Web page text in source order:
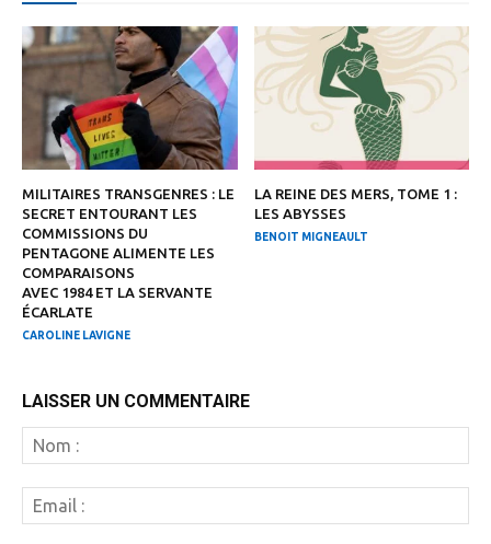
MILITAIRES TRANSGENRES : LE
SECRET ENTOURANT LES
COMMISSIONS DU
PENTAGONE ALIMENTE LES
COMPARAISONS
AVEC 1984 ET LA SERVANTE
ÉCARLATE
CAROLINE LAVIGNE
LA REINE DES MERS, TOME 1 :
LES ABYSSES
BENOIT MIGNEAULT
LAISSER UN COMMENTAIRE
:
: